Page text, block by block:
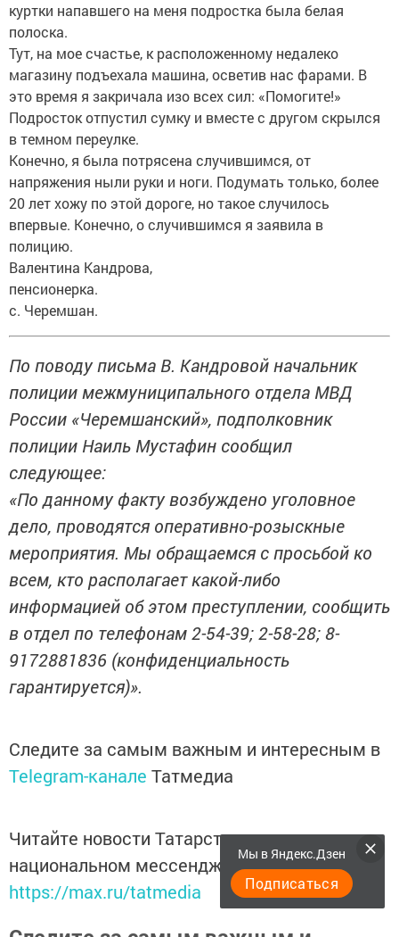
куртки напавшего на меня подростка была белая
полоска.
Тут, на мое счастье, к расположенному недалеко
магазину подъехала машина, осветив нас фарами. В
это время я закричала изо всех сил: «Помогите!»
Подросток отпустил сумку и вместе с другом скрылся
в темном переулке.
Конечно, я была потрясена случившимся, от
напряжения ныли руки и ноги. Подумать только, более
20 лет хожу по этой дороге, но такое случилось
впервые. Конечно, о случившимся я заявила в
полицию.
Валентина Кандрова,
пенсионерка.
с. Черемшан.
По поводу письма В. Кандровой начальник
полиции межмуниципального отдела МВД
России «Черемшанский», подполковник
полиции Наиль Мустафин сообщил
следующее:
«По данному факту возбуждено уголовное
дело, проводятся оперативно-розыскные
мероприятия. Мы обращаемся с просьбой ко
всем, кто располагает какой-либо
информацией об этом преступлении, сообщить
в отдел по телефонам 2-54-39; 2-58-28; 8-
9172881836 (конфиденциальность
гарантируется)».
Следите за самым важным и интересным в
Telegram-канале Татмедиа
Читайте новости Татарстана в
национальном мессенджере MАХ:
https://max.ru/tatmedia
Мы в Яндекс.Дзен
Подписаться